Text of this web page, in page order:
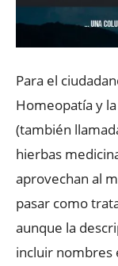
Para el
Homeopatía y
(también
hierbas
aprovechan al
pasar como
aunque la
incluir nombres